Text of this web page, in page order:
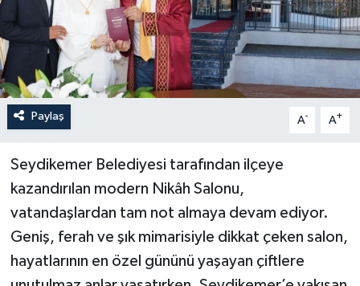
Paylaş A- A+
Seydikemer Belediyesi tarafından ilçeye
kazandırılan modern Nikâh Salonu,
vatandaşlardan tam not almaya devam ediyor.
Geniş, ferah ve şık mimarisiyle dikkat çeken salon,
hayatlarının en özel gününü yaşayan çiftlere